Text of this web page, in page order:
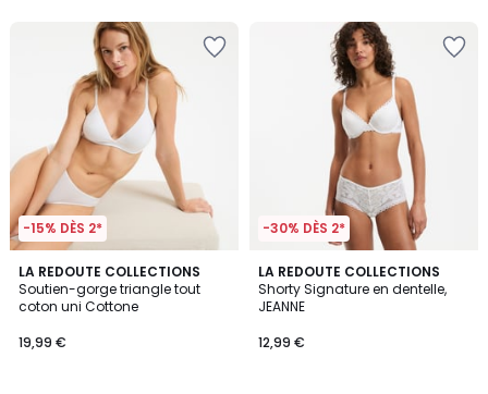
-15% DÈS 2*
LA REDOUTE COLLECTIONS
Soutien-gorge triangle tout
coton uni Cottone
19,99 €
4,2
/ 5
4
Couleurs
-30% DÈS 2*
LA REDOUTE COLLECTIONS
Shorty Signature en dentelle,
JEANNE
12,99 €
4,5
/ 5
4
Couleurs